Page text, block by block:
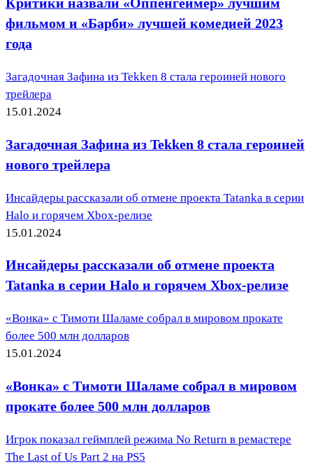
фильмом и «Барби» лучшей комедией 2023
года
Загадочная Зафина из Tekken 8 стала героиней нового
трейлера
15.01.2024
Загадочная Зафина из Tekken 8 стала героиней
нового трейлера
Инсайдеры рассказали об отмене проекта Tatanka в серии
Halo и горячем Xbox-релизе
15.01.2024
Инсайдеры рассказали об отмене проекта
Tatanka в серии Halo и горячем Xbox-релизе
«Вонка» с Тимоти Шаламе собрал в мировом прокате
более 500 млн долларов
15.01.2024
«Вонка» с Тимоти Шаламе собрал в мировом
прокате более 500 млн долларов
Игрок показал геймплей режима No Return в ремастере
The Last of Us Part 2 на PS5